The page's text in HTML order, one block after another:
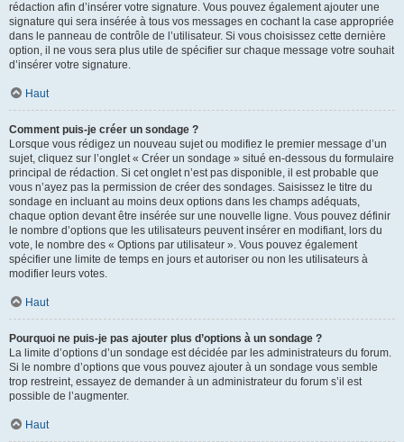
rédaction afin d’insérer votre signature. Vous pouvez également ajouter une
signature qui sera insérée à tous vos messages en cochant la case appropriée
dans le panneau de contrôle de l’utilisateur. Si vous choisissez cette dernière
option, il ne vous sera plus utile de spécifier sur chaque message votre souhait
d’insérer votre signature.
Haut
Comment puis-je créer un sondage ?
Lorsque vous rédigez un nouveau sujet ou modifiez le premier message d’un
sujet, cliquez sur l’onglet « Créer un sondage » situé en-dessous du formulaire
principal de rédaction. Si cet onglet n’est pas disponible, il est probable que
vous n’ayez pas la permission de créer des sondages. Saisissez le titre du
sondage en incluant au moins deux options dans les champs adéquats,
chaque option devant être insérée sur une nouvelle ligne. Vous pouvez définir
le nombre d’options que les utilisateurs peuvent insérer en modifiant, lors du
vote, le nombre des « Options par utilisateur ». Vous pouvez également
spécifier une limite de temps en jours et autoriser ou non les utilisateurs à
modifier leurs votes.
Haut
Pourquoi ne puis-je pas ajouter plus d’options à un sondage ?
La limite d’options d’un sondage est décidée par les administrateurs du forum.
Si le nombre d’options que vous pouvez ajouter à un sondage vous semble
trop restreint, essayez de demander à un administrateur du forum s’il est
possible de l’augmenter.
Haut